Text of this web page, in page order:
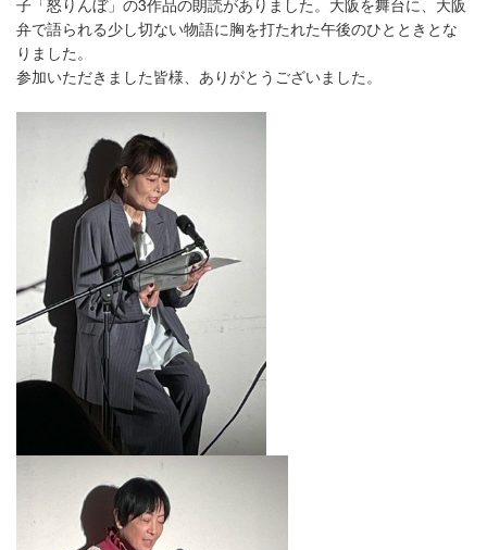
弁で語られる少し切ない物語に胸を打たれた午後のひとときとな
りました。
参加いただきました皆様、ありがとうございました。